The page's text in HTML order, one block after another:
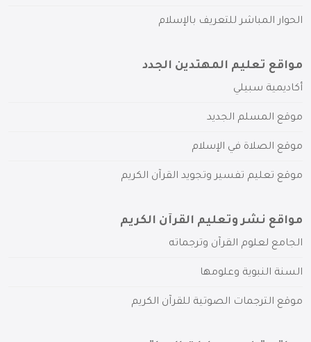
الحوار المباشر للتعريف بالإسلام
مواقع تعليم المهتدين الجدد
أكاديمية سبيلي
موقع المسلم الجديد
موقع الصلاة في الإسلام
موقع تعليم تفسير وتجويد القرآن الكريم
مواقع نشر وتعليم القرآن الكريم
الجامع لعلوم القرآن وترجماته
السنة النبوية وعلومها
موقع الترجمات الصوتية للقرآن الكريم